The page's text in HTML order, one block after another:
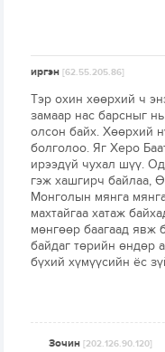
иргэн[62.55.205.86]
Тэр охин хөөрхий ч
замаар нас барсныг
олсон байх. Хөөрхий
болголоо. Яг Херо
ирээдүй чухал шүү.
гэж хашгирч байлаа,
Монголын мянга
махтайгаа хатаж
мөнгөөр баагаад явж
байдаг төрийн өндөр
бүхий хүмүүсийн ёс
Зочин[202.126.90.120]